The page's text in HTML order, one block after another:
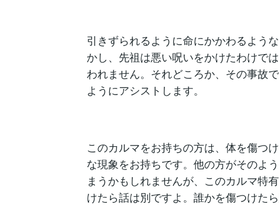
引きずられるように命にかかわるよう
かし、先祖は悪い呪いをかけたわけで
われません。それどころか、その事故
ようにアシストします。
このカルマをお持ちの方は、体を傷つ
な現象をお持ちです。他の方がそのよ
まうかもしれませんが、このカルマ特
けたら話は別ですよ。誰かを傷つけた